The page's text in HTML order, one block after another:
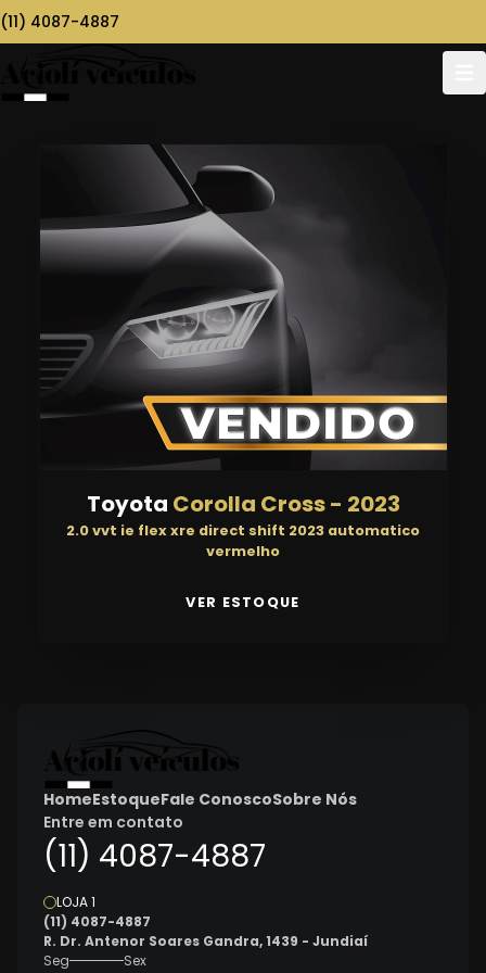
(11) 4087-4887
Toyota Corolla Cross- 2023
2.0 vvt ie flex xre direct shift 2023 automatico
vermelho
VER ESTOQUE
HomeEstoqueFale ConoscoSobre Nós
Entre em contato
(11) 4087-4887
LOJA 1
(11) 4087-4887
R. Dr. Antenor Soares Gandra, 1439 - Jundiaí
Seg
Sex